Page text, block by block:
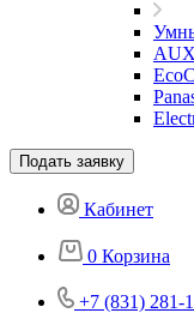
AUX
Подать заявку
Кабинет
0 Корзина
+7 (831) 281-